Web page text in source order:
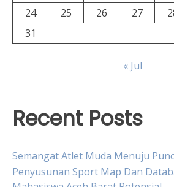
24
25 26 27
31
« Jul
Recent Posts
Semangat Atlet Muda Menuju
Penyusunan Sport Map Dan